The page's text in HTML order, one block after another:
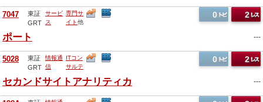
7047
東証
GRT
サービ
ス
専門サ
イト他
2
0
ポート ---
5028
東証
GRT
情報通
信
ITコン
サルテ
他
2
0
セカンドサイトアナリティカ ---